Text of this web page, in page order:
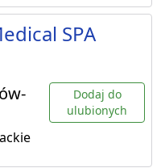
SPA
Dodaj do
ulubionych